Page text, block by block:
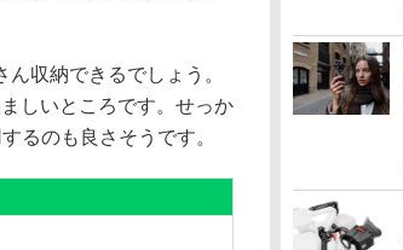
収納できるでしょう。
しいところです。せっか
るのも良さそうです。